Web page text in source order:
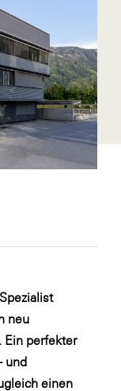
neu
Ein perfekter
und
einen